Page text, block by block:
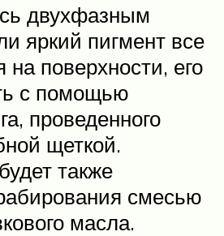
двухфазным
яркий пигмент все
на поверхности, его
с помощью
проведенного
щеткой.
также
смесью
масла.